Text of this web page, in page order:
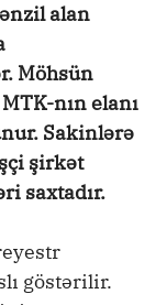
alan
Möhsün
nın elanı
Sakinlərə
şirkət
saxtadır.
göstərilir.